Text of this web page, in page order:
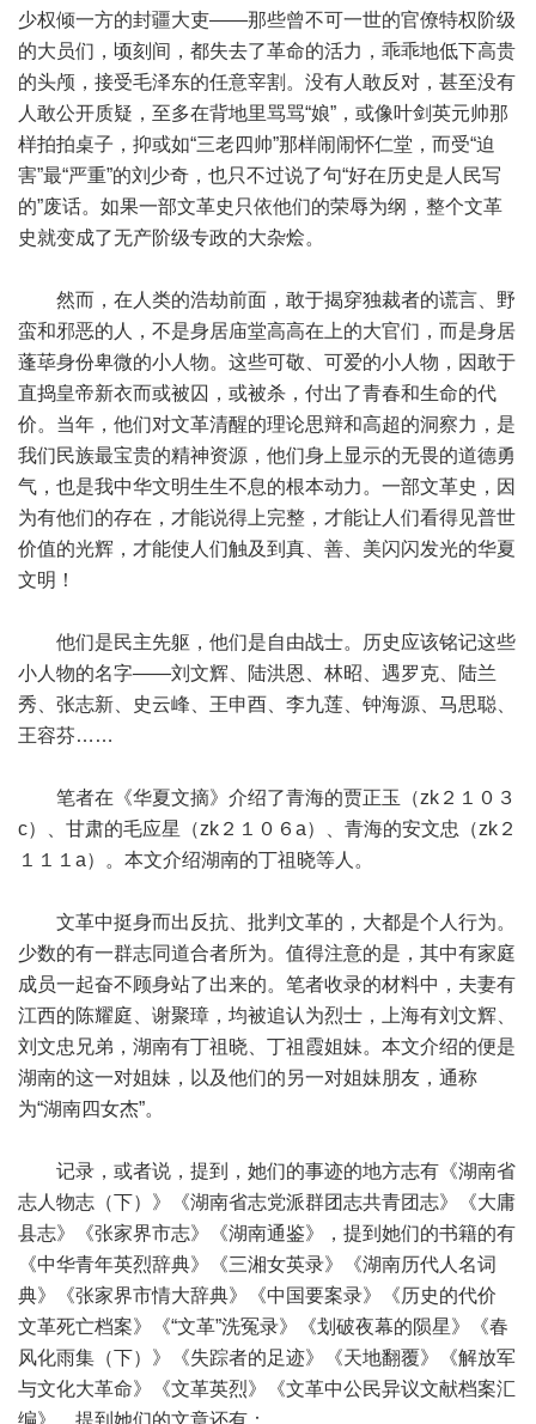
少权倾一方的封疆大吏——那些曾不可一世的官僚特权阶级
的大员们，顷刻间，都失去了革命的活力，乖乖地低下高贵
的头颅，接受毛泽东的任意宰割。没有人敢反对，甚至没有
人敢公开质疑，至多在背地里骂骂“娘”，或像叶剑英元帅那
样拍拍桌子，抑或如“三老四帅”那样闹闹怀仁堂，而受“迫
害”最“严重”的刘少奇，也只不过说了句“好在历史是人民写
的”废话。如果一部文革史只依他们的荣辱为纲，整个文革
史就变成了无产阶级专政的大杂烩。
然而，在人类的浩劫前面，敢于揭穿独裁者的谎言、野
蛮和邪恶的人，不是身居庙堂高高在上的大官们，而是身居
蓬荜身份卑微的小人物。这些可敬、可爱的小人物，因敢于
直捣皇帝新衣而或被囚，或被杀，付出了青春和生命的代
价。当年，他们对文革清醒的理论思辩和高超的洞察力，是
我们民族最宝贵的精神资源，他们身上显示的无畏的道德勇
气，也是我中华文明生生不息的根本动力。一部文革史，因
为有他们的存在，才能说得上完整，才能让人们看得见普世
价值的光辉，才能使人们触及到真、善、美闪闪发光的华夏
文明！
他们是民主先躯，他们是自由战士。历史应该铭记这些
小人物的名字——刘文辉、陆洪恩、林昭、遇罗克、陆兰
秀、张志新、史云峰、王申酉、李九莲、钟海源、马思聪、
王容芬……
笔者在《华夏文摘》介绍了青海的贾正玉（zk２１０３
c）、甘肃的毛应星（zk２１０６a）、青海的安文忠（zk２
１１１a）。本文介绍湖南的丁祖晓等人。
文革中挺身而出反抗、批判文革的，大都是个人行为。
少数的有一群志同道合者所为。值得注意的是，其中有家庭
成员一起奋不顾身站了出来的。笔者收录的材料中，夫妻有
江西的陈耀庭、谢聚璋，均被追认为烈士，上海有刘文辉、
刘文忠兄弟，湖南有丁祖晓、丁祖霞姐妹。本文介绍的便是
湖南的这一对姐妹，以及他们的另一对姐妹朋友，通称
为“湖南四女杰”。
记录，或者说，提到，她们的事迹的地方志有《湖南省
志人物志（下）》《湖南省志党派群团志共青团志》《大庸
县志》《张家界市志》《湖南通鉴》，提到她们的书籍的有
《中华青年英烈辞典》《三湘女英录》《湖南历代人名词
典》《张家界市情大辞典》《中国要案录》《历史的代价
文革死亡档案》《“文革”洗冤录》《划破夜幕的陨星》《春
风化雨集（下）》《失踪者的足迹》《天地翻覆》《解放军
与文化大革命》《文革英烈》《文革中公民异议文献档案汇
编》，提到她们的文章还有：